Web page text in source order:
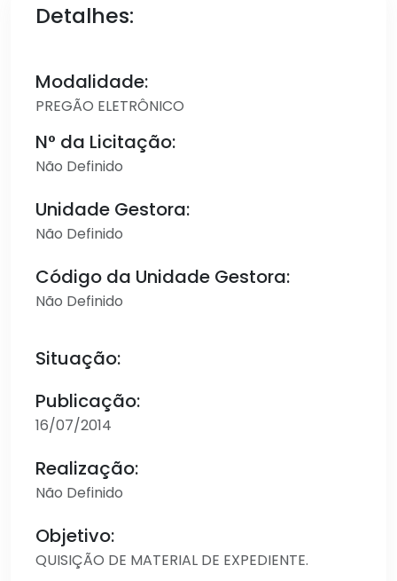
Detalhes:
Modalidade:
PREGÃO ELETRÔNICO
N° da Licitação:
Não Definido
Unidade Gestora:
Não Definido
Código da Unidade Gestora:
Não Definido
Situação:
Publicação:
16/07/2014
Realização:
Não Definido
Objetivo:
QUISIÇÃO DE MATERIAL DE EXPEDIENTE.